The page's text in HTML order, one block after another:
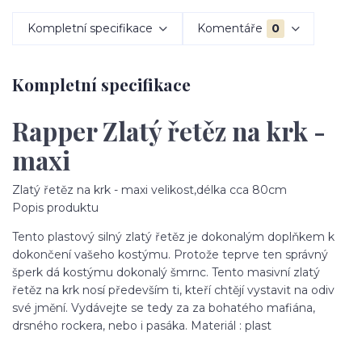
Kompletní specifikace Komentáře 0
Kompletní specifikace
Rapper Zlatý řetěz na krk -
maxi
Zlatý řetěz na krk - maxi velikost,délka cca 80cm
Popis produktu
Tento plastový silný zlatý řetěz je dokonalým doplňkem k
dokončení vašeho kostýmu. Protože teprve ten správný
šperk dá kostýmu dokonalý šmrnc. Tento masivní zlatý
řetěz na krk nosí především ti, kteří chtějí vystavit na odiv
své jmění. Vydávejte se tedy za za bohatého mafiána,
drsného rockera, nebo i pasáka. Materiál : plast